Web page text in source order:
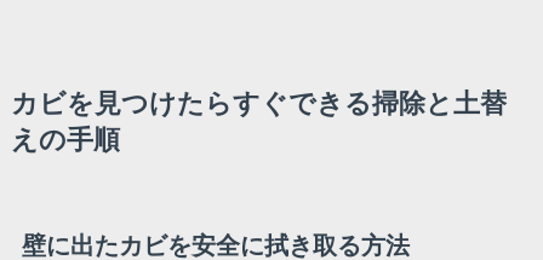
カビを見つけたらすぐできる掃除と土替
えの手順
壁に出たカビを安全に拭き取る方法